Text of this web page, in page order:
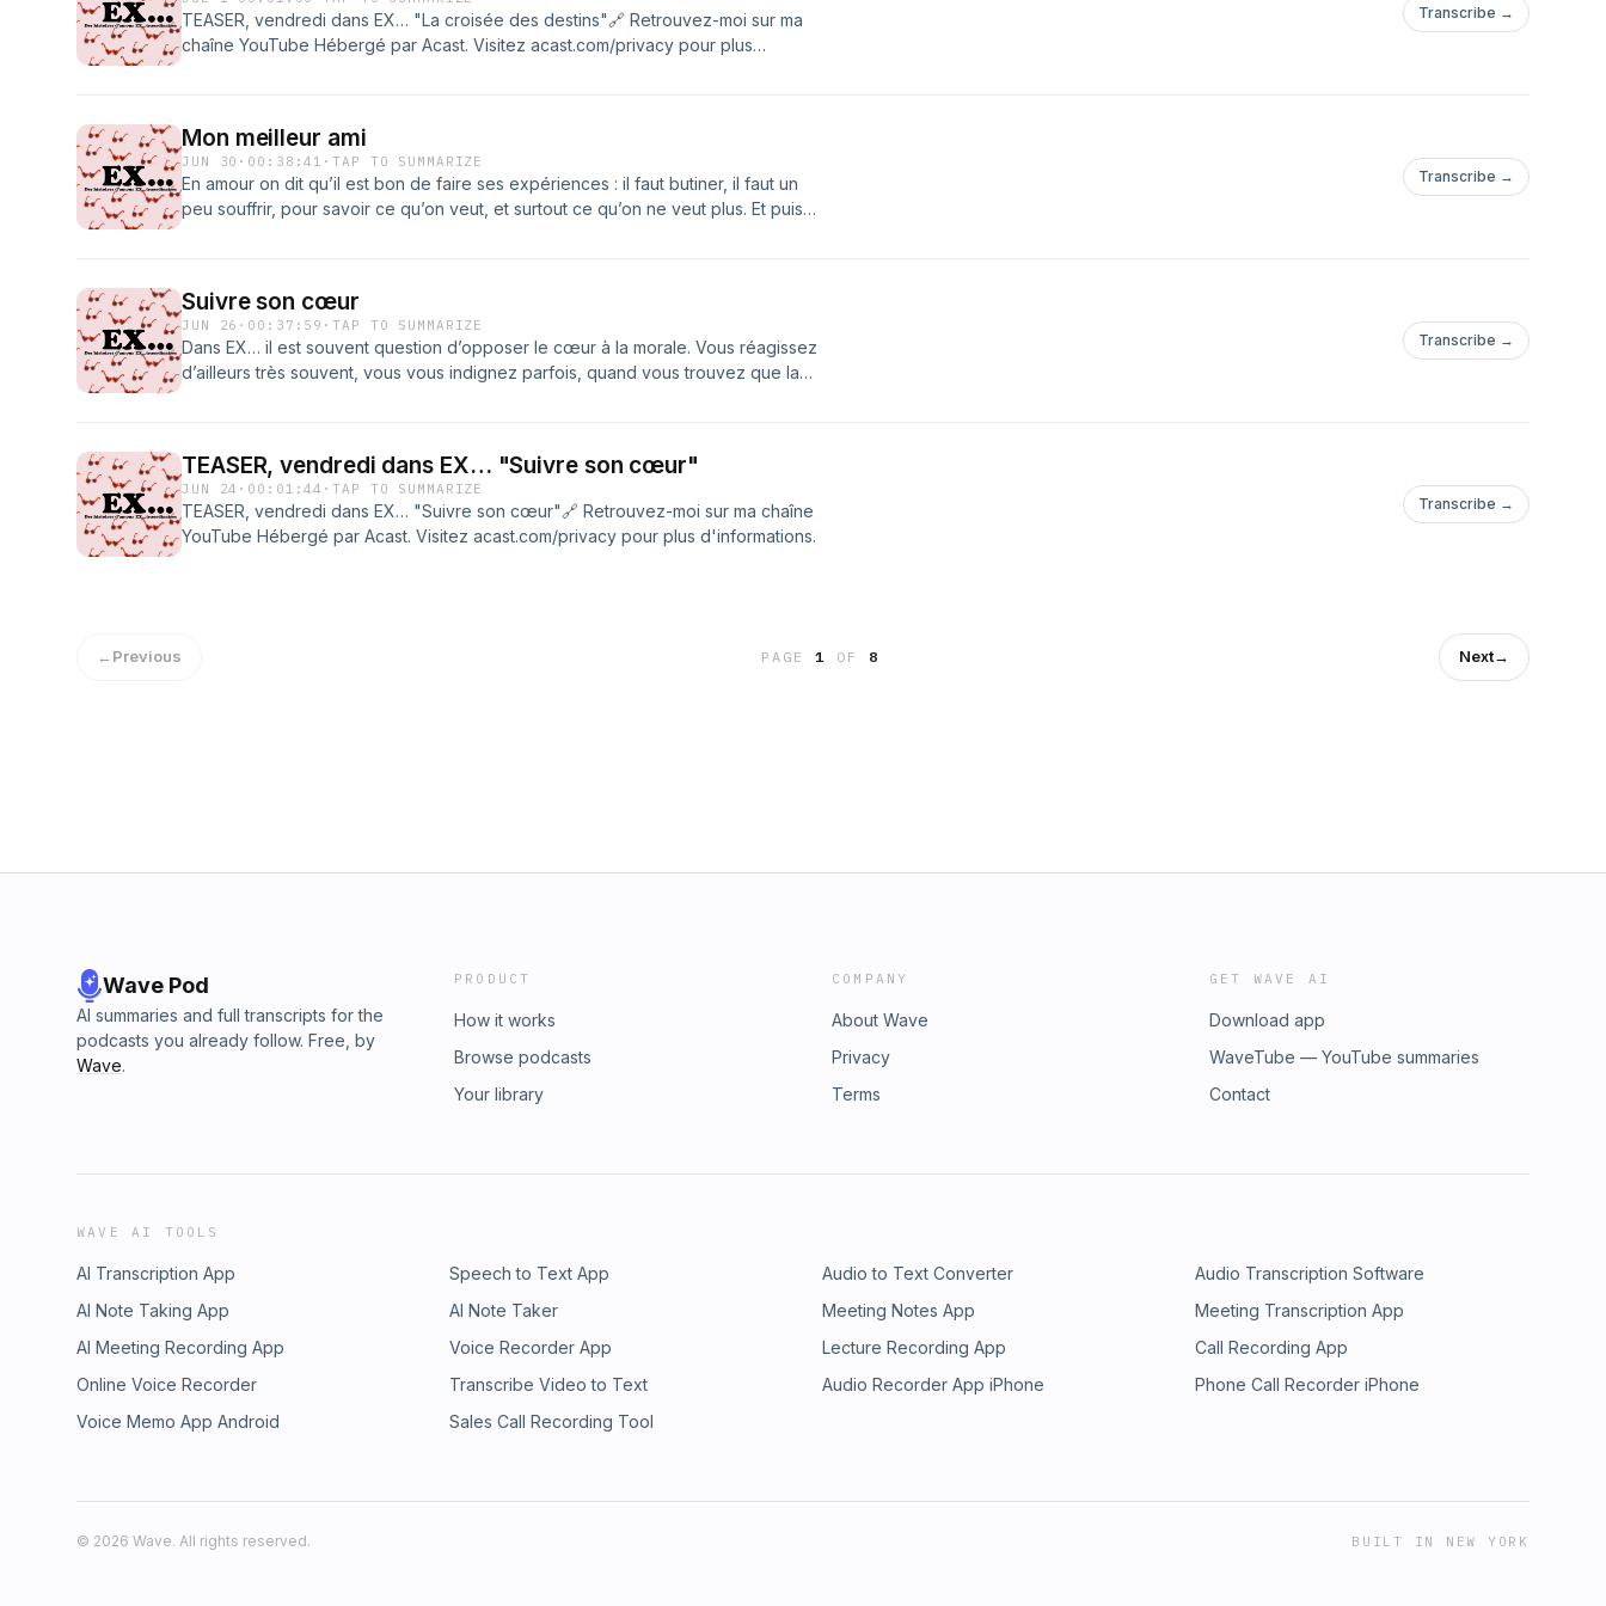
chaîne YouTube Hébergé par Acast. Visitez acast.com/privacy pour plus
d'informations.
TEASER, vendredi dans EX… "La croisée des destins"🔗 Retrouvez-moi sur ma
chaîne YouTube Hébergé par Acast. Visitez acast.com/privacy pour plus
Transcribe →
Mon meilleur ami
JUN 30 · 00:38:41 ·TAP TO SUMMARIZE
En amour on dit qu’il est bon de faire ses expériences : il faut butiner, il faut un
peu souffrir, pour savoir ce qu’on veut, et surtout ce qu’on ne veut plus. Et puis
acast.com/privacy pour plus d'informations.
Transcribe →
Suivre son cœur
JUN 26 · 00:37:59 ·TAP TO SUMMARIZE
Dans EX… il est souvent question d’opposer le cœur à la morale. Vous réagissez
d’ailleurs très souvent, vous vous indignez parfois, quand vous trouvez que la
Stéphane Bidart l'a monté et mis en musique.🔗 Retrouvez-moi sur ma chaîne
YouTube Hébergé par Acast. Visitez acast.com/privacy pour plus d'informations.
Transcribe →
TEASER, vendredi dans EX… "Suivre son cœur"
JUN 24 · 00:01:44 ·TAP TO SUMMARIZE
TEASER, vendredi dans EX… "Suivre son cœur"🔗 Retrouvez-moi sur ma chaîne
YouTube Hébergé par Acast. Visitez acast.com/privacy pour plus d'informations.
Transcribe →
←Previous PAGE1 OF 8 Next→
Wave Pod
AI summaries and full transcripts for the
podcasts you already follow. Free, by
Wave.
PRODUCT
How it works
Browse podcasts
Your library
COMPANY
About Wave
Privacy
Terms
GET WAVE AI
Download app
WaveTube — YouTube summaries
Contact
WAVE AI TOOLS
AI Transcription App Speech to Text App Audio to Text Converter
Audio Transcription Software
AI Note Taking App
AI Note Taker Meeting Notes App
Meeting Transcription App
AI Meeting Recording App
Voice Recorder App Lecture Recording App
Call Recording App
Online Voice Recorder
Transcribe Video to Text Audio Recorder App iPhone
Phone Call Recorder iPhone
Voice Memo App Android
Sales Call Recording Tool
© 2026 Wave. All rights reserved. BUILT IN NEW YORK